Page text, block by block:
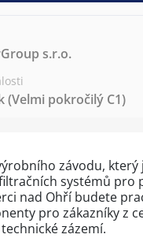
s.r.o.
(Velmi pokročilý C1)
závodu,
systémů
nad Ohří budete
pro zákazníky z
zázemí.